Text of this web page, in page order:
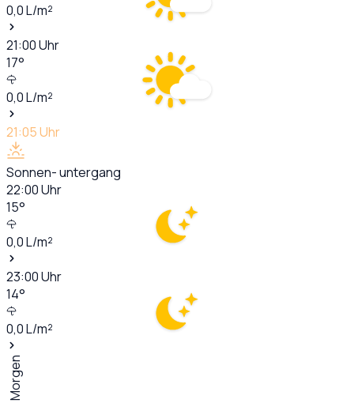
0,0L/m²
21:00Uhr
17°
0,0L/m²
21:05Uhr
Sonnen- untergang
22:00Uhr
15°
0,0L/m²
23:00Uhr
14°
0,0L/m²
Morgen